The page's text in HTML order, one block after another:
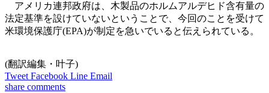
アメリカ連邦政府は、木製品のホルムアルデヒド含有量の
法定基準を設けていないということで、今回のことを受けて
米環境保護庁(EPA)が制定を急いでいると伝えられている。
(翻訳編集・叶子)
Tweet Facebook Line Email
share comments